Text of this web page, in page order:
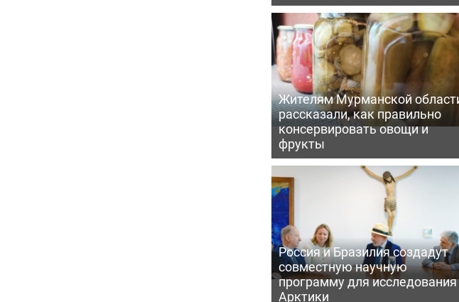
Жителям Мурманской
рассказали, как правильно
консервировать овощи и
фрукты
Россия и Бразилия создадут
совместную научную
программу для исследования
Арктики